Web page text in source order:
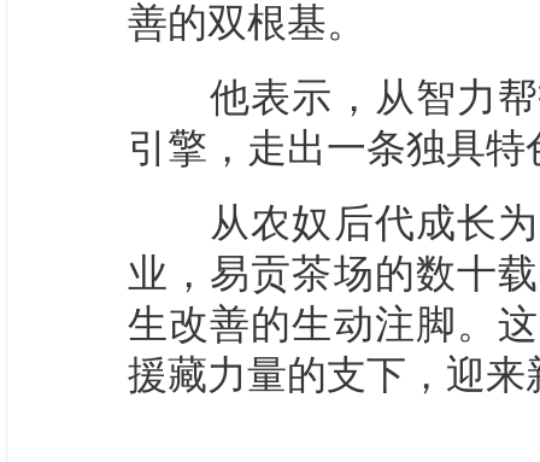
善的双根基。
他表示，从智力帮
引擎，走出一条独具
从农奴后代成长为
业，易贡茶场的数十
生改善的生动注脚。
援藏力量的支下，迎